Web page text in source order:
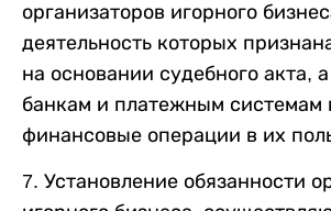
организаторов игорного
деятельность которых
на основании судебного акта,
банкам и платежным системам
финансовые операции в их
7. Установление обязанности